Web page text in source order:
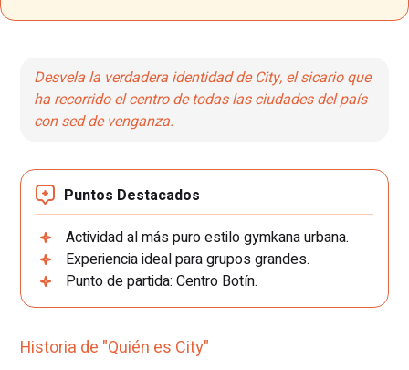
Desvela la verdadera identidad de City, el sicario que
ha recorrido el centro de todas las ciudades del país
con sed de venganza.
Puntos Destacados
Actividad al más puro estilo gymkana urbana.
Experiencia ideal para grupos grandes.
Punto de partida: Centro Botín.
Historia de "Quién es City"